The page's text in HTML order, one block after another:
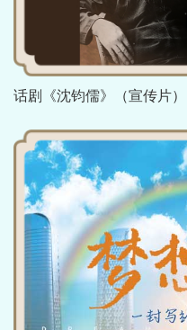
话剧《沈钧儒》（宣传片）